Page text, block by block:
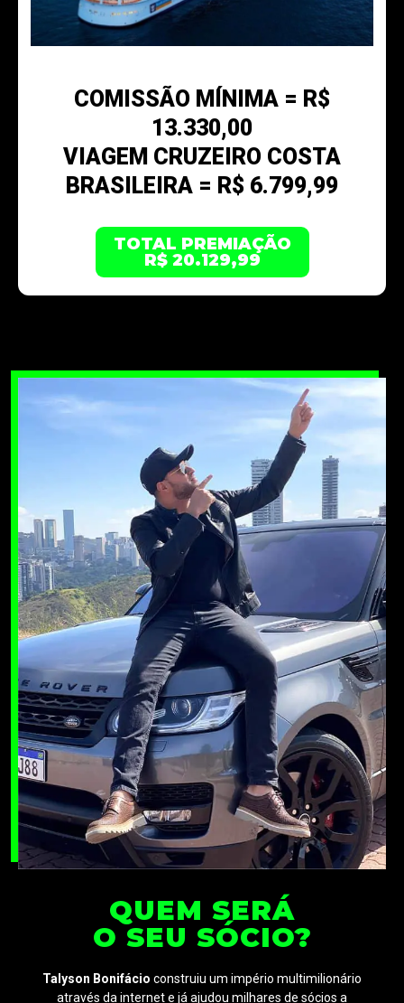
COMISSÃO MÍNIMA = R$
13.330,00
VIAGEM CRUZEIRO COSTA
BRASILEIRA = R$ 6.799,99
TOTAL PREMIAÇÃO
R$ 20.129,99
QUEM SERÁ
O SEU SÓCIO?
Talyson Bonifácio construiu um império multimilionário
através da internet e já ajudou milhares de sócios a